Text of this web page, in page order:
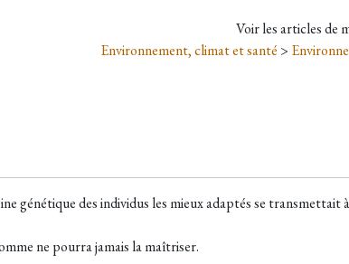
Voir les articles de
Environnement, climat et santé >
génétique des individus les mieux adaptés se transmettait
ne pourra jamais la maîtriser.